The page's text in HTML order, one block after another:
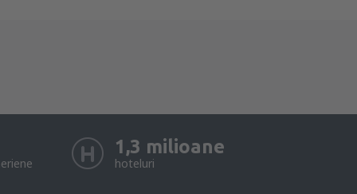
1,3 milioane
hoteluri